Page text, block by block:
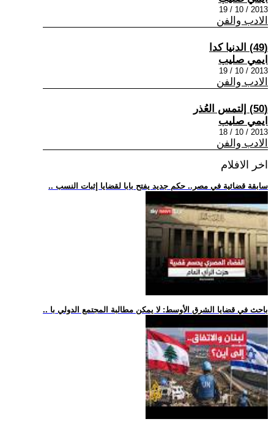
2013 / 10 / 19
الادب والفن
(49) الدنيا كدا
ايمي صليب
2013 / 10 / 19
الادب والفن
(50) إلتمس العُذر
ايمي صليب
2013 / 10 / 18
الادب والفن
اخر الافلام
.. سابقة قضائية في مصر.. حكم جديد يفتح بابا لقضايا إثبات النسب
.. باحث في قضايا الشرق الأوسط: لا يمكن مطالبة المجتمع الدولي با